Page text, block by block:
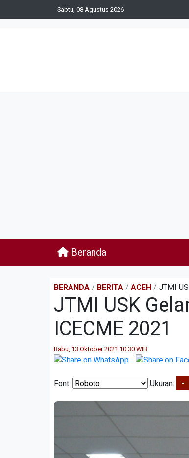
Sabtu, 08 Agustus 2026
Beranda
BERANDA / BERITA / ACEH / JTMI
JTMI USK
ICECME 2021
Rabu, 13 Oktober 2021 10:30 WIB
Font: Ukuran: -